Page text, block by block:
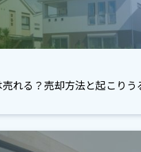
れる？売却方法と起こりう